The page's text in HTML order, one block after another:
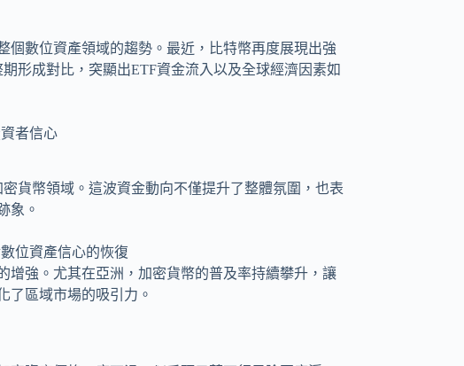
數位資產領域的趨勢。最近，比特幣再度展現出強
形成對比，突顯出ETF資金流入以及全球經濟因素如
貨幣領域。這波資金動向不僅提升了整體氛圍，也表
象。
增強。尤其在亞洲，加密貨幣的普及率持續攀升，讓
了區域市場的吸引力。